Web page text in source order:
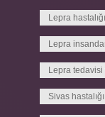
Lepra
Lepra
Lepra tedavisi
Sivas